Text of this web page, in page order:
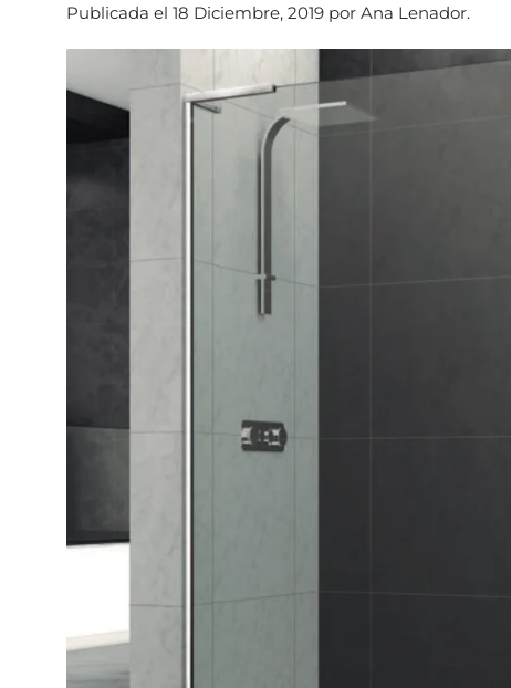
Publicada el 18 Diciembre, 2019 por Ana Lenador.